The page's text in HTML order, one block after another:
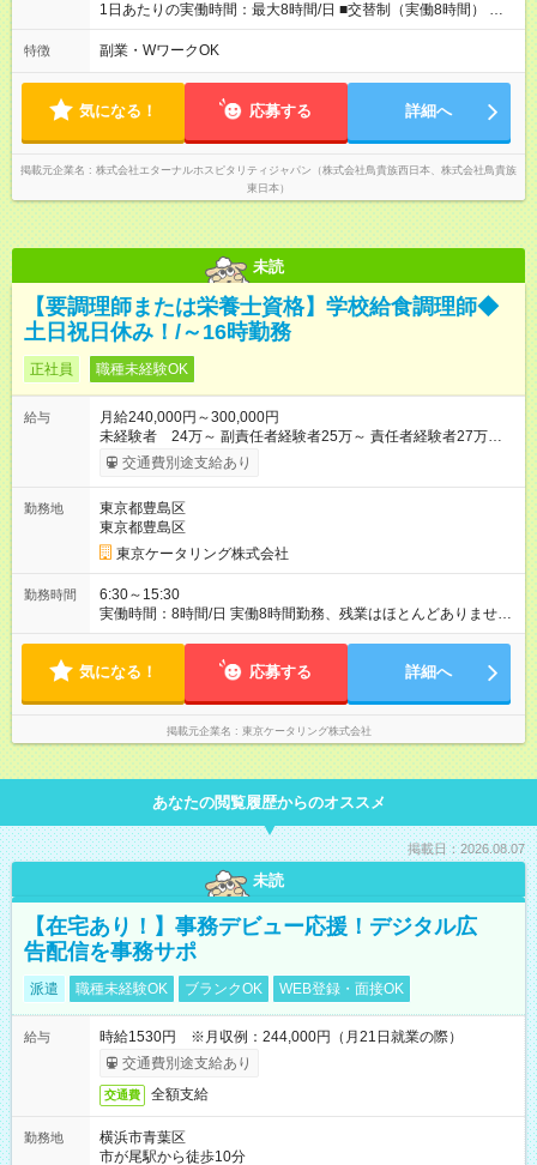
1日あたりの実働時間：最大8時間/日 ■交替制（実働8時間） ▼
シフト例 ○16：00～翌2：00 ○20：00～翌6：00 ※営業時間は店
舗による。 ＜無断残業は絶対禁止！＞ どうしても必要な時は、
すが、これをゼロにするのが目標の一つです。
特徴 副業・WワークOK
気になる！ 応募する 詳細へ
掲載元企業名
株式会社エターナルホスピタリティジャパン（株式会社鳥貴族西日本、株式会社鳥貴族
東日本）
未読
【要調理師または栄養士資格】学校給食調理師◆
土日祝日休み！/～16時勤務
正社員 職種未経験OK
給与
月給240,000円～300,000円
未経験者 24万～ 副責任者経験者25万～ 責任者経験者27万～
※試用期間は3ヶ月です。給与に変更はありません。 残業代は
超過分は全額支給します！ 【試用期間】試用期間あり 試用期間
交通費別途支給あり
勤務地
東京都豊島区
東京都豊島区
東京ケータリング株式会社
勤務時間
6:30～15:30
実働時間：8時間/日 実働8時間勤務、残業はほとんどありませ
ん。 超過分は別途支給します
気になる！ 応募する 詳細へ
掲載元企業名 東京ケータリング株式会社
あなたの閲覧履歴からのオススメ
掲載日：2026.08.07
未読
【在宅あり！】事務デビュー応援！デジタル広
告配信を事務サポ
派遣 職種未経験OK ブランクOK WEB登録・面接OK
給与
時給1530円 ※月収例：244,000円（月21日就業の際）
交通費別途支給あり
交通費 全額支給
勤務地
横浜市青葉区
市が尾駅から徒歩10分